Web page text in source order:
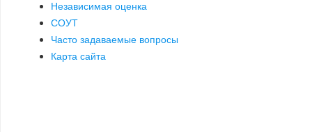
Независимая оценка
СОУТ
Часто задаваемые вопросы
Карта сайта